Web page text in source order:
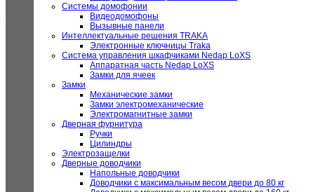
Системы домофонии
Видеодомофоны
Вызывные панели
Интеллектуальные решения TRAKA
Электронные ключницы Traka
Система управления шкафчиками Nedap LoXS
Аппаратная часть Nedap LoXS
Замки для ячеек
Замки
Механические замки
Замки электромеханические
Электромагнитные замки
Дверная фурнитура
Ручки
Цилиндры
Электрозащелки
Дверные доводчики
Напольные доводчики
Доводчики с максимальным весом двери до 80 кг